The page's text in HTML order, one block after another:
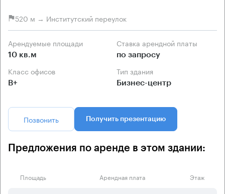
520 м → Институтский переулок
Арендуемые площади
10 кв.м
Ставка арендной платы
по запросу
Класс офисов
B+
Тип здания
Бизнес-центр
Позвонить Получить презентацию
Предложения по аренде в этом здании:
Площадь Арендная плата Этаж